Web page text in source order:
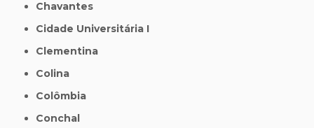
Chavantes
Cidade Universitária I
Clementina
Colina
Colômbia
Conchal